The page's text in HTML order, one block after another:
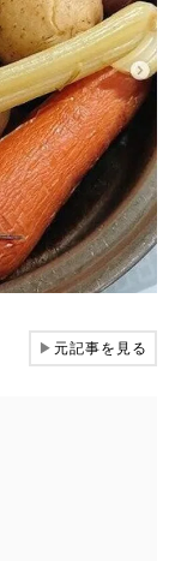
▶元記事を見る